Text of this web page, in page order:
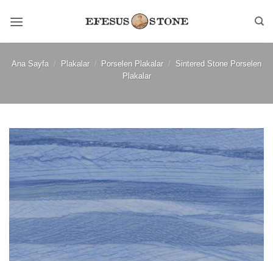
atla
Ana Sayfa / Plakalar / Porselen Plakalar / Sintered Stone Porselen
Plakalar